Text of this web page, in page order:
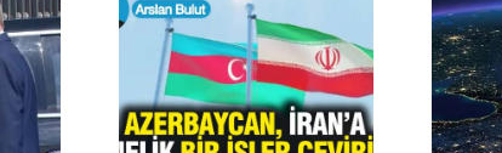
کنوانسیون کاسپین؛
توجیهات واهی در برابر
منافع ملی
نسخه
ایران و